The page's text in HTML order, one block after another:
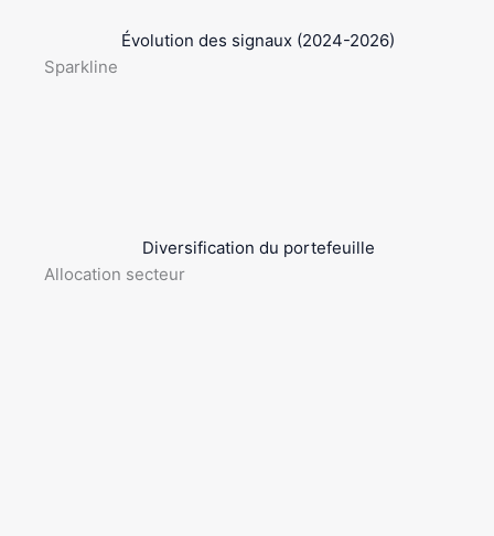
Évolution des signaux (2024-2026)
Sparkline
Diversification du portefeuille
Allocation secteur